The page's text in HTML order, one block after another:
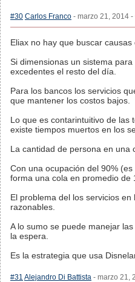
#30 Carlos Franco - marzo 21, 2014
Eliax no hay que buscar
Si dimensionas un sistema
excedentes el resto del día.
Para los bancos los servicios
que mantener los costos bajos.
Lo que es contarintuitivo de las
existe tiempos muertos en los
La cantidad de persona en una
Con una ocupación del 90%
forma una cola en promedio
El problema del los servicios
razonables.
A lo sumo se puede manejar
la espera.
Es la estrategia que usa
#31 Alejandro Di Battista - marzo 21,